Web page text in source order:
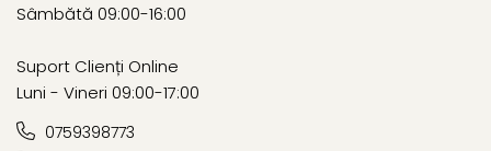
Sâmbătă 09:00-16:00
Suport Clienți Online
Luni - Vineri 09:00-17:00
0759398773